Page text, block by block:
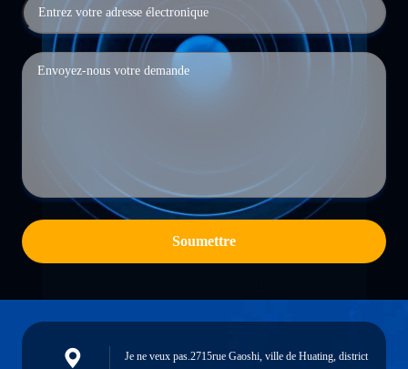
Soumettre
Je ne veux pas.2715rue Gaoshi, ville de Huating, district